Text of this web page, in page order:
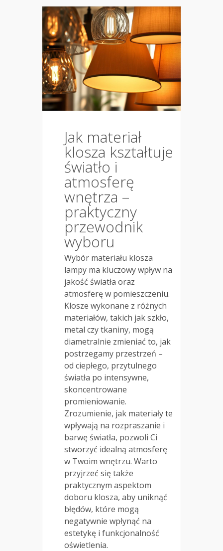
Jak materiał
klosza kształtuje
światło i
atmosferę
wnętrza –
praktyczny
przewodnik
wyboru
Wybór materiału klosza
lampy ma kluczowy wpływ na
jakość światła oraz
atmosferę w pomieszczeniu.
Klosze wykonane z różnych
materiałów, takich jak szkło,
metal czy tkaniny, mogą
diametralnie zmieniać to, jak
postrzegamy przestrzeń –
od ciepłego, przytulnego
światła po intensywne,
skoncentrowane
promieniowanie.
Zrozumienie, jak materiały te
wpływają na rozpraszanie i
barwę światła, pozwoli Ci
stworzyć idealną atmosferę
w Twoim wnętrzu. Warto
przyjrzeć się także
praktycznym aspektom
doboru klosza, aby uniknąć
błędów, które mogą
negatywnie wpłynąć na
estetykę i funkcjonalność
oświetlenia.